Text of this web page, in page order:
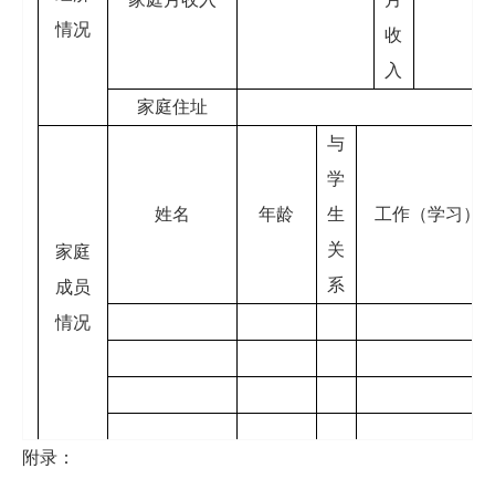
情况
收
入
家庭住址
家庭
成员
情况
姓名 年龄
与
学
生
关
系
工作（学习）
其他
附录：